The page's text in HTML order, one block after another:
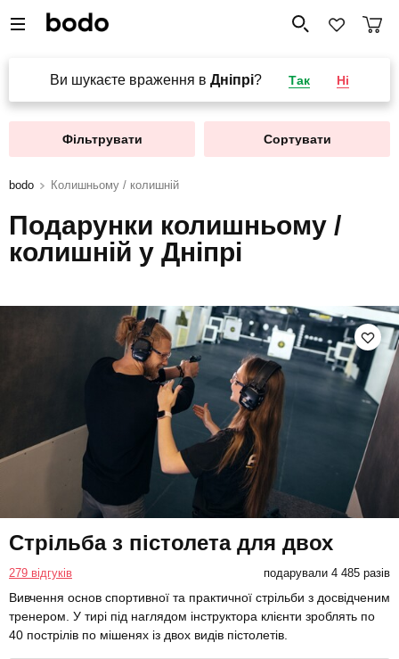
Ви шукаєте враження в Дніпрі? Так Ні
Фільтрувати Сортувати
bodo Колишньому / колишній
Подарунки колишньому /
колишній у Дніпрі
Стрільба з пістолета для двох
279 відгуків подарували 4 485 разів
Вивчення основ спортивної та практичної стрільби з досвідченим
тренером. У тирі під наглядом інструктора клієнти зроблять по
40 пострілів по мішенях із двох видів пістолетів.